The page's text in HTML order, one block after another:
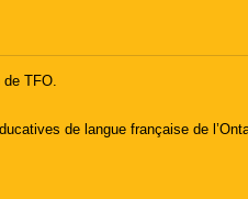
TFO.
de langue française de